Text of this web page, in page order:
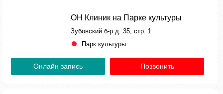
ОН Клиник на Парке культуры
Зубовский б-р д. 35, стр. 1
Парк культуры
Онлайн запись Позвонить